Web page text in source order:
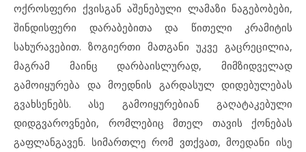
ოქროსფერი ქვისგან აშენებული ლამაზი ნაგებობები,
შინდისფერი დარაბებითა და წითელი კრამიტის
სახურავებით. ზოგიერთი მათგანი უკვე გაცრეცილია,
მაგრამ მაინც დარბაისლურად, მიმზიდველად
გამოიყურება და მოედნის გარდასულ დიდებულებას
გვახსენებს. ასე გამოიყურებიან გაღატაკებული
დიდგვაროვნები, რომლებიც მთელ თავის ქონებას
გაფლანგავენ. სიმართლე რომ ვთქვათ, მოედანი ისე